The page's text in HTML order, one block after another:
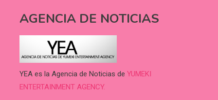
AGENCIA DE NOTICIAS
YEA es la Agencia de Noticias de YUMEKI
ENTERTAINMENT AGENCY.